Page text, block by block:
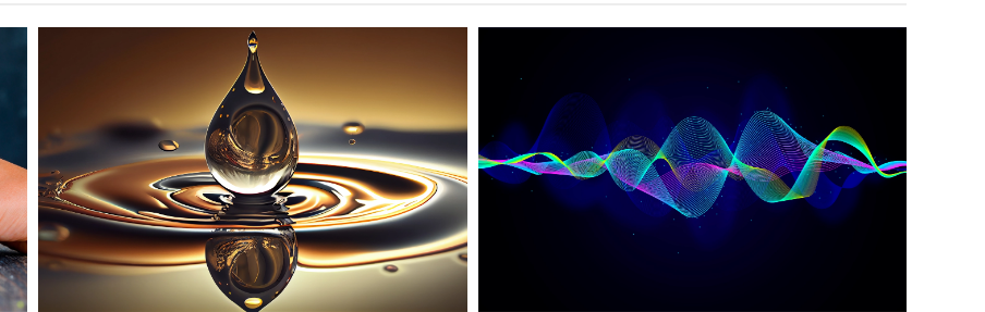
Mecánica de Fluidos Oscilaciones y Ondas